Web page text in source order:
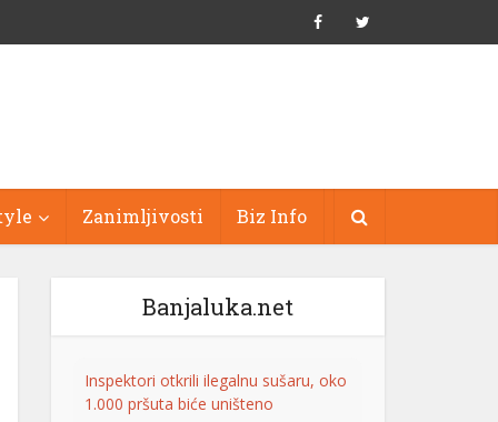
Zanimljivosti Biz Info
Banjaluka.net
Inspektori otkrili ilegalnu sušaru, oko
1.000 pršuta biće uništeno